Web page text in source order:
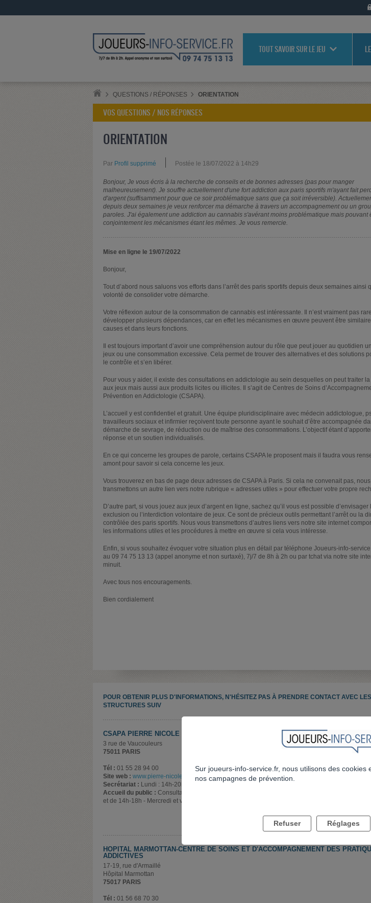
TOUT SAVOIR SUR LE JEU
QUESTIONS / RÉPONSES ORIENTATION
VOS QUESTIONS / NOS RÉPONSES
ORIENTATION
Par Profil supprimé Postée le 18/07/2022 à 14h29
Bonjour, Je vous écris à la recherche de conseils et de bonnes adresses (pas pour manger
malheureusement). Je souffre actuellement d'une fort addiction aux paris sportifs m'ayant fait
d'argent (suffisamment pour que ce soir problématique sans que ça soit irréversible).
depuis deux semaines je veux renforcer ma démarche à travers un accompagnement ou un
paroles. J'ai également une addiction au cannabis s'avérant moins problématique mais pouvant
conjointement les mécanismes étant les mêmes. Je vous remercie.
Mise en ligne le 19/07/2022
Bonjour,
Tout d’abord nous saluons vos efforts dans l’arrêt des paris sportifs depuis deux semaines ainsi
volonté de consolider votre démarche.
Votre réflexion autour de la consommation de cannabis est intéressante. Il n’est vraiment pas
développer plusieurs dépendances, car en effet les mécanismes en œuvre peuvent être
causes et dans leurs fonctions.
Il est toujours important d’avoir une compréhension autour du rôle que peut jouer au quotidien
jeux ou une consommation excessive. Cela permet de trouver des alternatives et des solutions
le contrôle et s’en libérer.
Pour vous y aider, il existe des consultations en addictologie au sein desquelles on peut traiter
aux jeux mais aussi aux produits licites ou illicites. Il s’agit de Centres de Soins
Prévention en Addictologie (CSAPA).
L’accueil y est confidentiel et gratuit. Une équipe pluridisciplinaire avec médecin addictologue,
travailleurs sociaux et infirmier reçoivent toute personne ayant le souhait d’être accompagnée
démarche de sevrage, de réduction ou de maîtrise des consommations. L’objectif étant
réponse et un soutien individualisés.
En ce qui concerne les groupes de parole, certains CSAPA le proposent mais il faudra vous
amont pour savoir si cela concerne les jeux.
Vous trouverez en bas de page deux adresses de CSAPA à Paris. Si cela ne convenait pas,
transmettons un autre lien vers notre rubrique « adresses utiles » pour effectuer votre propre
D’autre part, si vous jouez aux jeux d’argent en ligne, sachez qu’il vous est possible d’envisager
exclusion ou l’interdiction volontaire de jeux. Ce sont de précieux outils permettant l’arrêt ou la
contrôlée des paris sportifs. Nous vous transmettons d’autres liens vers notre site internet
les informations utiles et les procédures à mettre en œuvre si cela vous intéresse.
Enfin, si vous souhaitez évoquer votre situation plus en détail par téléphone Joueurs-info-
au 09 74 75 13 13 (appel anonyme et non surtaxé), 7j/7 de 8h à 2h ou par tchat via notre site
minuit.
Avec tous nos encouragements.
Bien cordialement
POUR OBTENIR PLUS D'INFORMATIONS, N'HÉSITEZ PAS À PRENDRE CONTACT AVEC LES
STRUCTURES SUIV
CSAPA PIERRE NICOLE : CENTRE VAUCOULEURS
3 rue de Vaucouleurs
75011 PARIS
Tél : 01 55 28 94 00
Site web : www.pierre-nicole.com
Secrétariat : Lundi : 14h-20h00 - Mardi au jeudi de 10h-13h et de 14h-18h et vendredi jusqu'à
Accueil du public : Consultation sur rendez-vous : Lundi de 9h-13h et de 14h-20h - Mardi et
et de 14h-18h - Mercredi et vendredi 9h-13h et de 14h-17h00.
VOIR LA
HÔPITAL MARMOTTAN-CENTRE DE SOINS ET D'ACCOMPAGNEMENT DES
ADDICTIVES
17-19, rue d'Armaillé
Hôpital Marmottan
75017 PARIS
Tél : 01 56 68 70 30
Sur joueurs-info-service.fr, nous utilisons des cookies
nos campagnes de prévention.
Refuser Réglages